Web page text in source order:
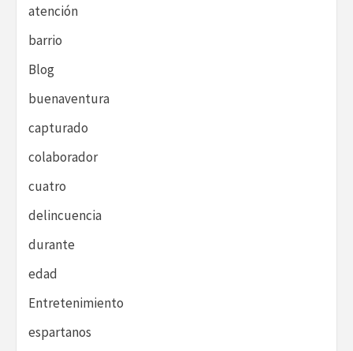
atención
barrio
Blog
buenaventura
capturado
colaborador
cuatro
delincuencia
durante
edad
Entretenimiento
espartanos